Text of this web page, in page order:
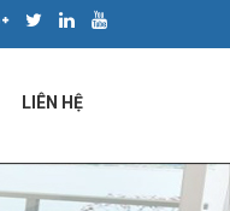
LIÊN HỆ